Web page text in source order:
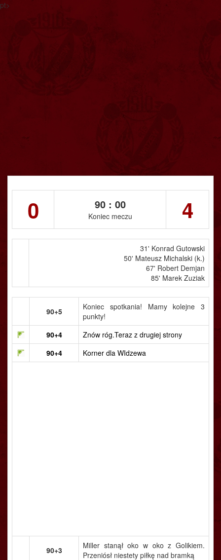
pt>
0 90 : 00
Koniec meczu 4
31' Konrad Gutowski
50' Mateusz Michalski (k.)
67' Robert Demjan
85' Marek Zuziak
90+5
Koniec spotkania! Mamy kolejne 3
punkty!
90+4
Znów róg.Teraz z drugiej strony
90+4
Korner dla WIdzewa
90+3
Miller stanął oko w oko z Golikiem.
Przeniósł niestety piłkę nad bramką